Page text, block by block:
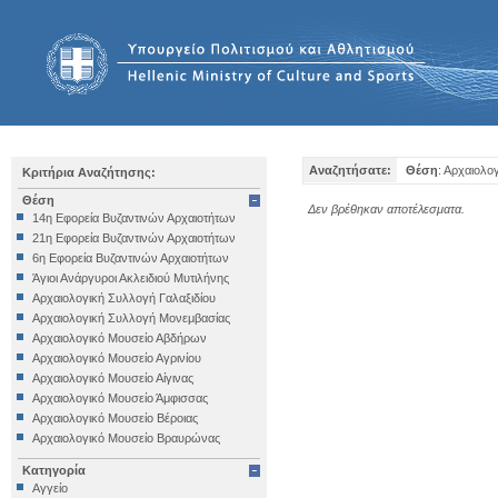
Κριτήρια Αναζήτησης:
Θέση
14η Εφορεία Βυζαντινών Αρχαιοτήτων
21η Εφορεία Βυζαντινών Αρχαιοτήτων
6η Εφορεία Βυζαντινών Αρχαιοτήτων
Άγιοι Ανάργυροι Ακλειδιού Μυτιλήνης
Αρχαιολογική Συλλογή Γαλαξιδίου
Αρχαιολογική Συλλογή Μονεμβασίας
Αρχαιολογικό Μουσείο Αβδήρων
Αρχαιολογικό Μουσείο Αγρινίου
Αρχαιολογικό Μουσείο Αίγινας
Αρχαιολογικό Μουσείο Άμφισσας
Αρχαιολογικό Μουσείο Βέροιας
Αρχαιολογικό Μουσείο Βραυρώνας
Αρχαιολογικό Μουσείο Δελφών
Αρχαιολογικό Μουσείο Ηγουμενίτσας
Κατηγορία
Αγγείο
Αναζητήσατε: Θέση:
Δεν βρέθηκαν αποτέλεσματα.